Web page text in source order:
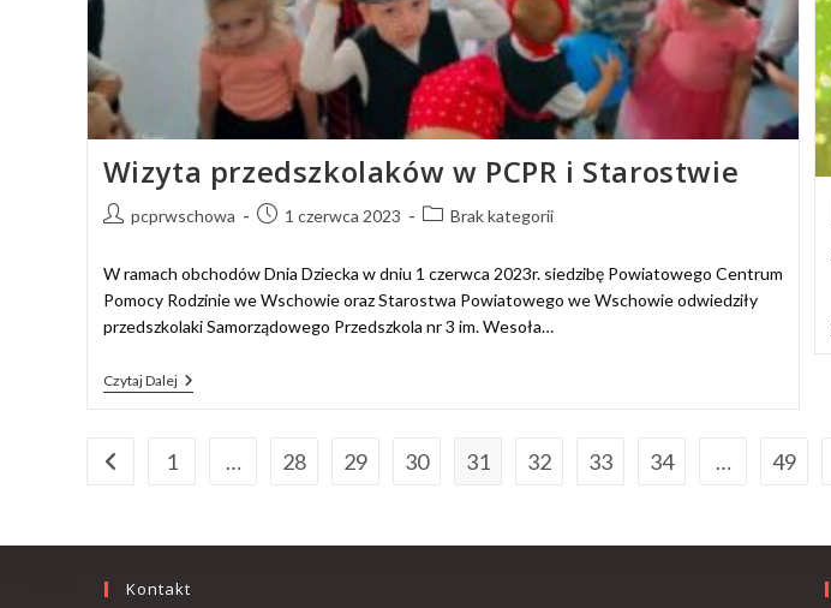
Wizyta przedszkolaków w PCPR i Starostwie
pcprwschowa 1 czerwca 2023 Brak kategorii
W ramach obchodów Dnia Dziecka w dniu 1 czerwca 2023r. siedzibę Powiatowego Centrum
Pomocy Rodzinie we Wschowie oraz Starostwa Powiatowego we Wschowie odwiedziły
przedszkolaki Samorządowego Przedszkola nr 3 im. Wesoła…
Czytaj Dalej
1 … 28 29 30 31 32 33 34 … 49
Kontakt